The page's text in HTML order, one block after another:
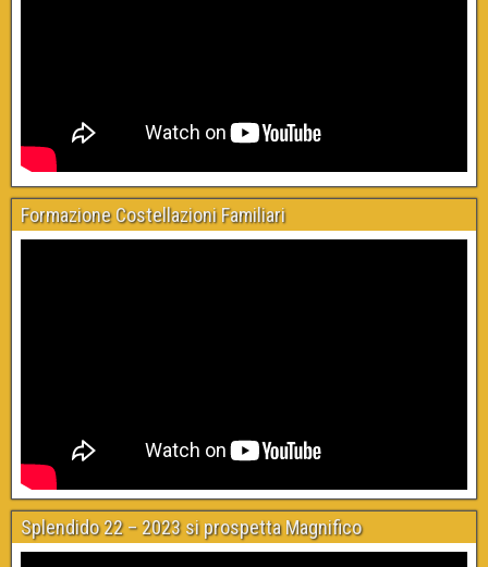
Formazione Costellazioni Familiari
Splendido 22 – 2023 si prospetta Magnifico